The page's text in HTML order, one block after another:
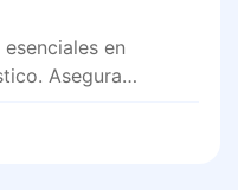
en
Asegura…